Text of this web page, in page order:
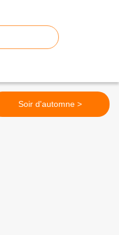
Soir d'automne >